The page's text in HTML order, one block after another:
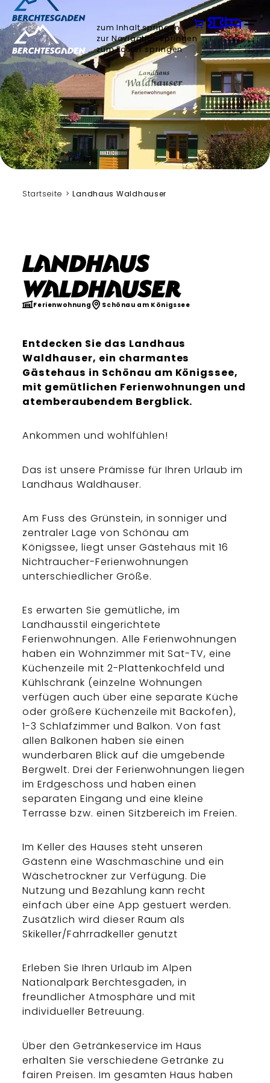
zum Inhalt springen
zur Navigation springen
zum Footer springen
Startseite Landhaus Waldhauser
Landhaus
Waldhauser
Ferienwohnung Schönau am Königssee
Entdecken Sie das Landhaus
Waldhauser, ein charmantes
Gästehaus in Schönau am Königssee,
mit gemütlichen Ferienwohnungen und
atemberaubendem Bergblick.
Ankommen und wohlfühlen!
Das ist unsere Prämisse für Ihren Urlaub im
Landhaus Waldhauser.
Am Fuss des Grünstein, in sonniger und
zentraler Lage von Schönau am
Königssee, liegt unser Gästehaus mit 16
Nichtraucher-Ferienwohnungen
unterschiedlicher Größe.
Es erwarten Sie gemütliche, im
Landhausstil eingerichtete
Ferienwohnungen. Alle Ferienwohnungen
haben ein Wohnzimmer mit Sat-TV, eine
Küchenzeile mit 2-Plattenkochfeld und
Kühlschrank (einzelne Wohnungen
verfügen auch über eine separate Küche
oder größere Küchenzeile mit Backofen),
1-3 Schlafzimmer und Balkon. Von fast
allen Balkonen haben sie einen
wunderbaren Blick auf die umgebende
Bergwelt. Drei der Ferienwohnungen liegen
im Erdgeschoss und haben einen
separaten Eingang und eine kleine
Terrasse bzw. einen Sitzbereich im Freien.
Im Keller des Hauses steht unseren
Gästenn eine Waschmaschine und ein
Wäschetrockner zur Verfügung. Die
Nutzung und Bezahlung kann recht
einfach über eine App gestuert werden.
Zusätzlich wird dieser Raum als
Skikeller/Fahrradkeller genutzt
Erleben Sie Ihren Urlaub im Alpen
Nationalpark Berchtesgaden, in
freundlicher Atmosphäre und mit
individueller Betreuung.
Über den Getränkeservice im Haus
erhalten Sie verschiedene Getränke zu
fairen Preisen. Im gesamten Haus haben